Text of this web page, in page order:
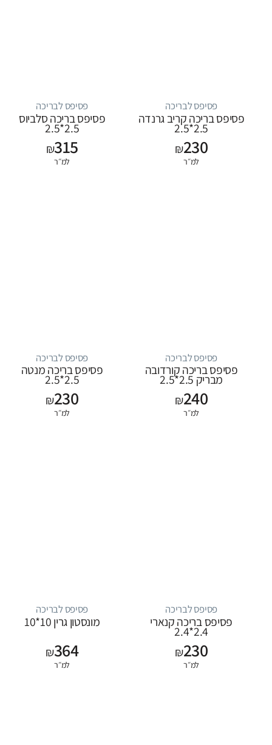
פסיפס לבריכה
פסיפס בריכה קריב גרנדה
2.5*2.5
₪230
למ״ר
פסיפס לבריכה
פסיפס בריכה סלביוס
2.5*2.5
₪315
למ״ר
פסיפס לבריכה
פסיפס בריכה קורדובה
מבריק 2.5*2.5
₪240
למ״ר
פסיפס לבריכה
פסיפס בריכה מנטה
2.5*2.5
₪230
למ״ר
פסיפס לבריכה
פסיפס בריכה קנארי
2.4*2.4
₪230
למ״ר
פסיפס לבריכה
מונסטון גרין 10*10
₪364
למ״ר